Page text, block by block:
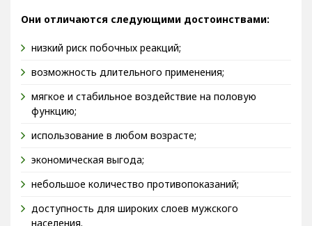
Они отличаются следующими достоинствами:
низкий риск побочных реакций;
возможность длительного применения;
мягкое и стабильное воздействие на половую
функцию;
использование в любом возрасте;
экономическая выгода;
небольшое количество противопоказаний;
доступность для широких слоев мужского